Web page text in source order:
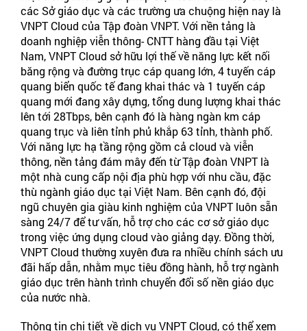
các Sở giáo dục và các trường ưa chuộng hiện nay là
VNPT Cloud của Tập đoàn VNPT. Với nền tảng là
doanh nghiệp viễn thông- CNTT hàng đầu tại Việt
Nam, VNPT Cloud sở hữu lợi thế về năng lực kết nối
băng rộng và đường trục cáp quang lớn, 4 tuyến cáp
quang biển quốc tế đang khai thác và 1 tuyến cáp
quang mới đang xây dựng, tổng dung lượng khai thác
lên tới 28Tbps, bên cạnh đó là hàng ngàn km cáp
quang trục và liên tỉnh phủ khắp 63 tỉnh, thành phố.
Với năng lực hạ tầng rộng gồm cả cloud và viễn
thông, nền tảng đám mây đến từ Tập đoàn VNPT là
một nhà cung cấp nội địa phù hợp với nhu cầu, đặc
thù ngành giáo dục tại Việt Nam. Bên cạnh đó, đội
ngũ chuyên gia giàu kinh nghiệm của VNPT luôn sẵn
sàng 24/7 để tư vấn, hỗ trợ cho các cơ sở giáo dục
trong việc ứng dụng cloud vào giảng dạy. Đồng thời,
VNPT Cloud thường xuyên đưa ra nhiều chính sách ưu
đãi hấp dẫn, nhằm mục tiêu đồng hành, hỗ trợ ngành
giáo dục trên hành trình chuyển đổi số nền giáo dục
của nước nhà.
Thông tin chi tiết về dịch vụ VNPT Cloud, có thể xem